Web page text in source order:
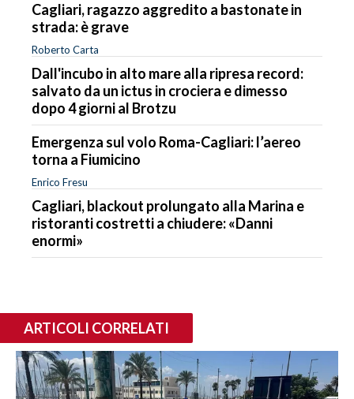
Cagliari, ragazzo aggredito a bastonate in
strada: è grave
Roberto Carta
Dall'incubo in alto mare alla ripresa record:
salvato da un ictus in crociera e dimesso
dopo 4 giorni al Brotzu
Emergenza sul volo Roma-Cagliari: l’aereo
torna a Fiumicino
Enrico Fresu
Cagliari, blackout prolungato alla Marina e
ristoranti costretti a chiudere: «Danni
enormi»
ARTICOLI CORRELATI